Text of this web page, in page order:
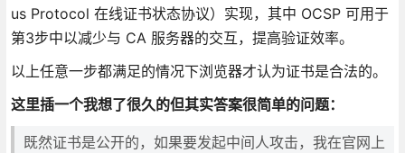
us Protocol 在线证书状态协议）实现，其中 OCSP 可用于
第3步中以减少与 CA 服务器的交互，提高验证效率。
以上任意一步都满足的情况下浏览器才认为证书是合法的。
这里插一个我想了很久的但其实答案很简单的问题：
既然证书是公开的，如果要发起中间人攻击，我在官网上